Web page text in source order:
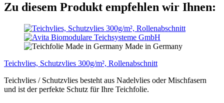
Zu diesem Produkt empfehlen wir Ihnen:
Made in Germany
Teichvlies, Schutzvlies 300g/m², Rollenabschnitt
Teichvlies / Schutzvlies besteht aus Nadelvlies oder Mischfasern
und ist der perfekte Schutz für Ihre Teichfolie.